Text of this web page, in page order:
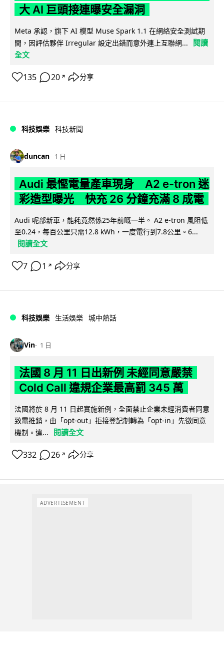
大 AI 巨頭接連曝安全漏洞
Meta 承認，旗下 AI 模型 Muse Spark 1.1 在網絡安全測試期
間，因評估夥伴 Irregular 設定出錯而意外連上互聯網...
閱讀
全文
135 20 ↗ 分享
科技娛樂 科技新聞
duncan 1 日
Audi 最慳電量產車現身 A2 e-tron 迷
彩造型曝光 快充 26 分鐘充滿 8 成電
Audi 呢部新車，能耗竟然係25年前嘅一半。 A2 e-tron 風阻低
至0.24，每百公里只需12.8 kWh，一度電行到7.8公里。6...
閱讀全文
7 1 ↗ 分享
科技娛樂 生活娛樂 城中熱話
Vin 1 日
法國 8 月 11 日出新例 未經同意嚴禁
Cold Call 違規企業最高罰 345 萬
法國將於 8 月 11 日起實施新例，全面禁止企業未經消費者同意
致電推銷，由「opt-out」拒接登記制轉為「opt-in」先徵同意
機制。違...
閱讀全文
332 26 ↗ 分享
ADVERTISEMENT